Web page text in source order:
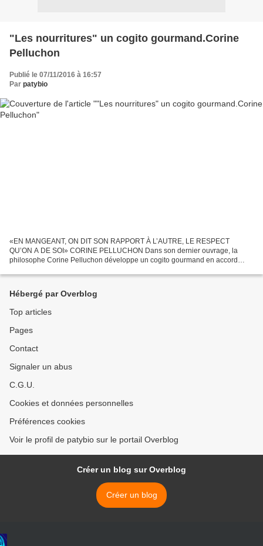
"Les nourritures" un cogito gourmand.Corine
Pelluchon
Publié le 07/11/2016 à 16:57
Par patybio
«EN MANGEANT, ON DIT SON RAPPORT À L’AUTRE, LE RESPECT
QU’ON A DE SOI» CORINE PELLUCHON Dans son dernier ouvrage, la
philosophe Corine Pelluchon développe un cogito gourmand en accord
Hébergé par Overblog
Top articles
Pages
Contact
Signaler un abus
C.G.U.
Cookies et données personnelles
Préférences cookies
Voir le profil de patybio sur le portail Overblog
Créer un blog sur Overblog
Créer un blog